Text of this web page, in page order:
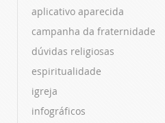
aplicativo aparecida
campanha da fraternidade
dúvidas religiosas
espiritualidade
igreja
infográficos